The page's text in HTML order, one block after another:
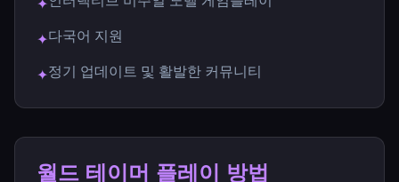
✦
✦다국어 지원
✦정기 업데이트 및 활발한 커뮤니티
월드 테이머 플레이 방법